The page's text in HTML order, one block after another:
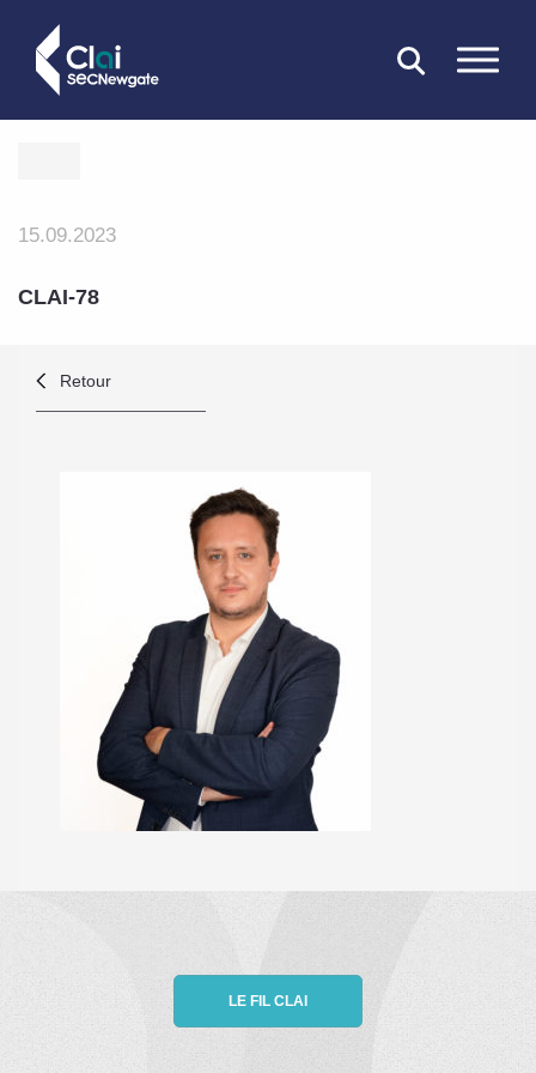
FERMER
15.09.2023
CLAI-78
Retour
LE FIL CLAI